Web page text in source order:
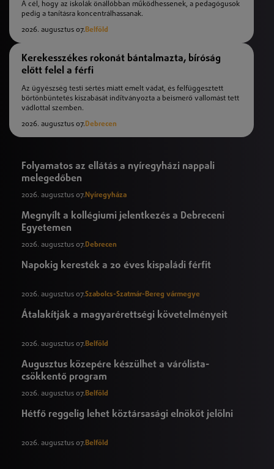
A cél, hogy az iskolák önállóbban működhessenek, a pedagógusok
pedig a tanításra koncentrálhassanak.
2026. augusztus 07.Belföld
Kerekesszékes rokonát bántalmazta, bíróság
előtt felel a férfi
Az ügyészség testi sértés miatt emelt vádat, és felfüggesztett
börtönbüntetés kiszabását indítványozta a beismerő vallomást tett
vádlottal szemben.
2026. augusztus 07.Debrecen
Folyamatos az ellátás a nyíregyházi nappali
melegedőben
2026. augusztus 07. Nyíregyháza
Megnyílt a kollégiumi jelentkezés a Debreceni
Egyetemen
2026. augusztus 07.Debrecen
Napokig keresték a 20 éves kispaládi férfit
2026. augusztus 07.Szabolcs-Szatmár-Bereg vármegye
Átalakítják a magyarérettségi követelményeit
2026. augusztus 07.Belföld
Augusztus közepére készülhet a várólista-
csökkentő program
2026. augusztus 07.Belföld
Hétfő reggelig lehet köztársasági elnököt jelölni
2026. augusztus 07.Belföld